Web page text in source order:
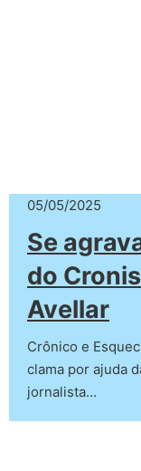
05/05/2025
Se
do
Avellar
Crônico e
clama por ajuda
jornalista…